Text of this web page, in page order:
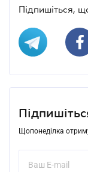
Підпишіться,
Щопонеділка